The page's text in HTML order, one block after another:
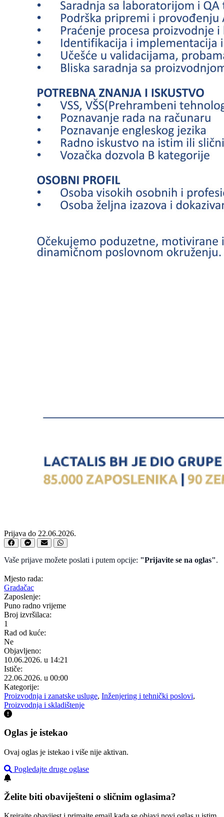
Prijava do 22.06.2026.
Vaše prijave možete poslati i putem opcije: "Prijavite se na oglas".
Mjesto rada:
Gradačac
Zaposlenje:
Puno radno vrijeme
Broj izvršilaca:
1
Rad od kuće:
Ne
Objavljeno:
10.06.2026. u 14:21
Ističe:
22.06.2026. u 00:00
Kategorije:
Proizvodnja i zanatske usluge, Inženjering i tehnički poslovi,
Proizvodnja i skladištenje
Oglas je istekao
Ovaj oglas je istekao i više nije aktivan.
Pogledajte druge oglase
Želite biti obaviješteni o sličnim oglasima?